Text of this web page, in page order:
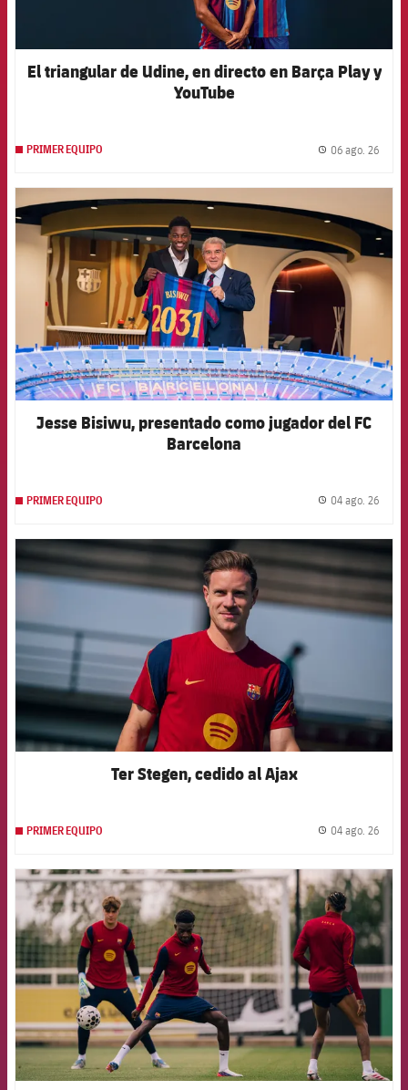
El triangular de Udine, en directo en Barça Play y
YouTube
PRIMER EQUIPO 06 ago. 26
Jesse Bisiwu, presentado como jugador del FC
Barcelona
PRIMER EQUIPO 04 ago. 26
FCB Barcelona badge
Ter Stegen, cedido al Ajax
PRIMER EQUIPO 04 ago. 26
FCB Barcelona badge